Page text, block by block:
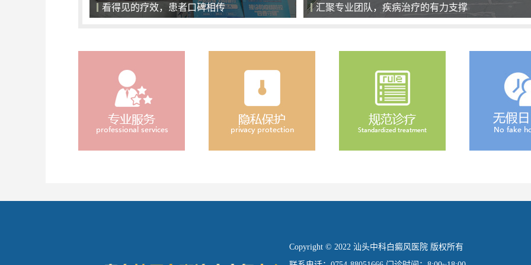
一对一面诊，精准化治疗 全天候导医服务，细心、耐心、责任心
Copyright © 2022 汕头中科白癜风医院 版权所有